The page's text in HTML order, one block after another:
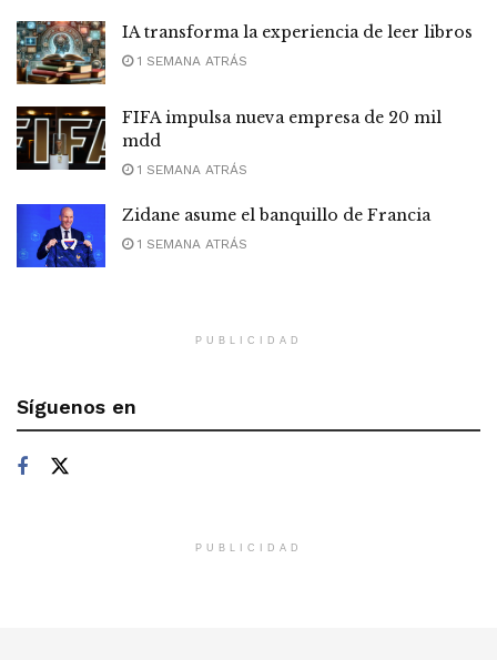
IA transforma la experiencia de leer libros
1 SEMANA ATRÁS
FIFA impulsa nueva empresa de 20 mil
mdd
1 SEMANA ATRÁS
Zidane asume el banquillo de Francia
1 SEMANA ATRÁS
PUBLICIDAD
Síguenos en
PUBLICIDAD